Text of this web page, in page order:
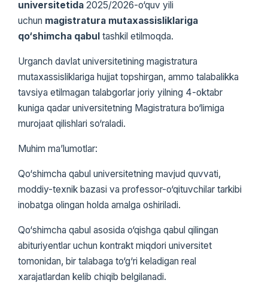
universitetida 2025/2026-o‘quv yili
uchun magistratura mutaxassisliklariga
qo‘shimcha qabul tashkil etilmoqda.
Urganch davlat universitetining magistratura
mutaxassisliklariga hujjat topshirgan, ammo talabalikka
tavsiya etilmagan talabgorlar joriy yilning 4-oktabr
kuniga qadar universitetning Magistratura bo‘limiga
murojaat qilishlari so‘raladi.
Muhim ma’lumotlar:
Qo‘shimcha qabul universitetning mavjud quvvati,
moddiy-texnik bazasi va professor-o‘qituvchilar tarkibi
inobatga olingan holda amalga oshiriladi.
Qo‘shimcha qabul asosida o‘qishga qabul qilingan
abituriyentlar uchun kontrakt miqdori universitet
tomonidan, bir talabaga to‘g‘ri keladigan real
xarajatlardan kelib chiqib belgilanadi.